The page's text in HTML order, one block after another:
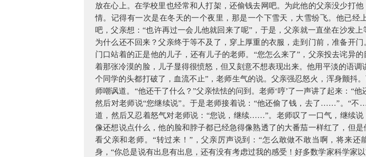
放在心上。在学校里也经常和人打架，还偷钱去网吧。为此他的父亲没少打
情。记得有一次是在冬天的一个夜里，那是一个下雪天，大雪纷飞。他已
吧，父亲想：“也许再过一会儿他就回来了呢”，于是，父亲就一直坐在沙
为什么还不回来？父亲终于等不及了，穿上厚重的衣服，走到门前，准备开
门口站着的正是他的儿子，还有儿子的老师。“您怎么来了”，父亲投去诧异
着那张冷漠的脸，儿子显得很愤怒，但又刻意不想表现出来。他用平淡的语
个同学的头都打破了，血流不止”，老师生气的说。父亲强忍怒火，浑身颤抖
师嘲讽道。“他还干了什么？”父亲怯怯的问到。老师‘哼’了一声讲了起来：
然后对老师说“您继续说”。于是老师接着说：“他还偷了钱，去了……”。“
道，然后又忍着怒气对老师说：“您说，继续……”。老师叹了一口气，继续
像还想说点什么，他的脸和脖子都已经急得像熟透了的大番茄一样红了，但
看父亲和老师。“转过来！”，父亲厉声说到：“怎么敢做不敢当啊，将来
身，“你总是说有出息有出息，还有没有考虑过我的感受！好多数学家科学家